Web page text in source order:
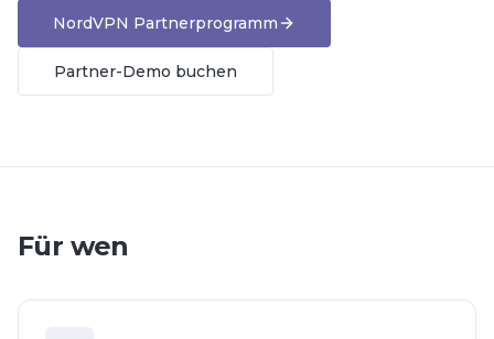
NordVPN Partnerprogramm
Partner-Demo buchen
Für wen